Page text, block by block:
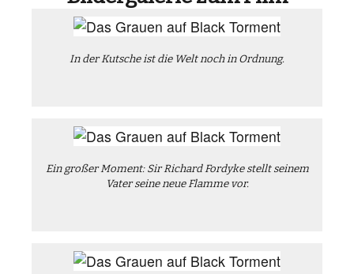
In der Kutsche ist die Welt noch in Ordnung.
Ein großer Moment: Sir Richard Fordyke stellt seinem
Vater seine neue Flamme vor.